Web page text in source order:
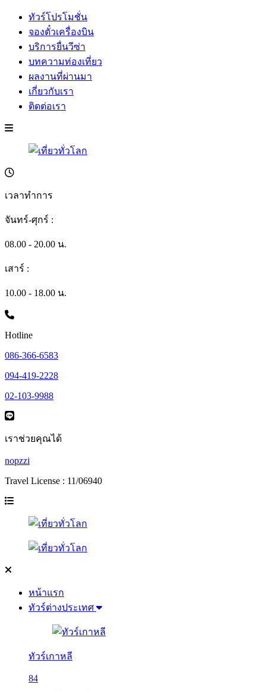
ทัวร์โปรโมชั่น
จองตั๋วเครื่องบิน
บริการยื่นวีซ่า
บทความท่องเที่ยว
ผลงานที่ผ่านมา
เกี่ยวกับเรา
ติดต่อเรา
เวลาทำการ
จันทร์-ศุกร์ :
08.00 - 20.00 น.
เสาร์ :
10.00 - 18.00 น.
Hotline
086-366-6583
094-419-2228
02-103-9988
เราช่วยคุณได้
nopzzi
Travel License : 11/06940
หน้าแรก
ทัวร์ต่างประเทศ
ทัวร์เกาหลี
84